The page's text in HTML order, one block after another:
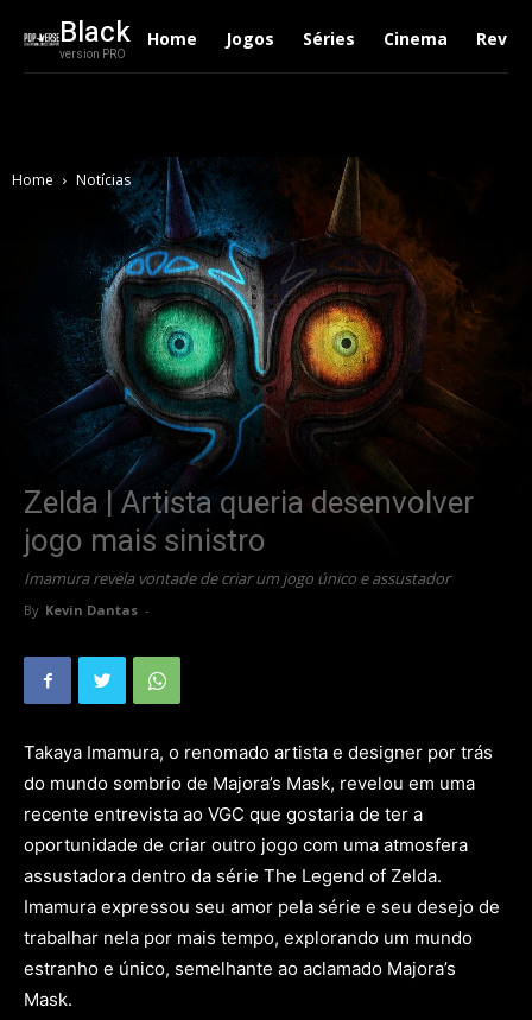
Black
version PRO
Home Jogos Séries Cinema
Home Notícias
Zelda | Artista queria desenvolver
jogo mais sinistro
Imamura revela vontade de criar um jogo único e assustador
By Kevin Dantas -
Takaya Imamura, o renomado artista e designer por trás
do mundo sombrio de Majora’s Mask, revelou em uma
recente entrevista ao VGC que gostaria de ter a
oportunidade de criar outro jogo com uma atmosfera
assustadora dentro da série The Legend of Zelda.
Imamura expressou seu amor pela série e seu desejo de
trabalhar nela por mais tempo, explorando um mundo
estranho e único, semelhante ao aclamado Majora’s
Mask.